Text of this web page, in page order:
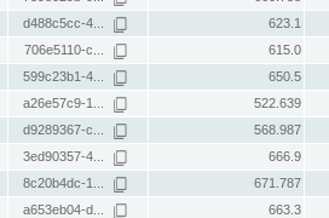
d488c5cc-4... 623.1
706e5110-c... 615.0
599c23b1-4... 650.5
a26e57c9-1... 522.639
d9289367-c... 568.987
3ed90357-4... 666.9
8c20b4dc-1... 671.787
a653eb04-d... 663.3